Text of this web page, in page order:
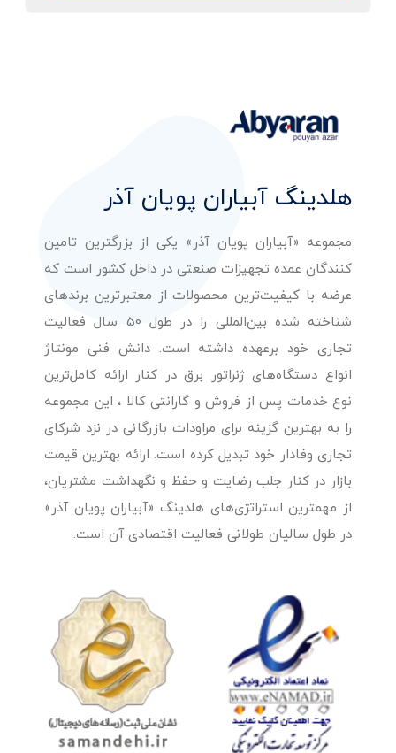
هلدینگ آبیاران پویان آذر
مجموعه «آبیاران پویان آذر» یکی از بزرگترین تامین
کنندگان عمده تجهیزات صنعتی در داخل کشور است که
عرضه با کیفیت‌ترین محصولات از معتبرترین برندهای
شناخته شده بین‌المللی را در طول 50 سال فعالیت
تجاری خود برعهده داشته است. دانش فنی مونتاژ
انواع دستگاه‌های ژنراتور برق در کنار ارائه کامل‌ترین
نوع خدمات پس از فروش و گارانتی کالا ، این مجموعه
را به بهترین گزینه برای مراودات بازرگانی در نزد شرکای
تجاری وفادار خود تبدیل کرده است. ارائه بهترین قیمت
بازار در کنار جلب رضایت و حفظ و نگهداشت مشتریان،
از مهمترین استراتژی‌های هلدینگ «آبیاران پویان آذر»
در طول سالیان طولانی فعالیت اقتصادی آن است.